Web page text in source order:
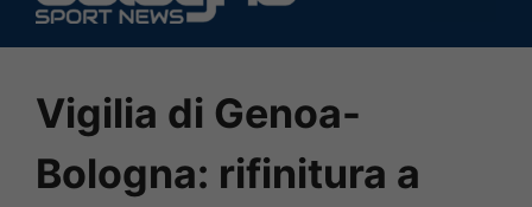
contenuto
Vigilia di Genoa-
Bologna: rifinitura a